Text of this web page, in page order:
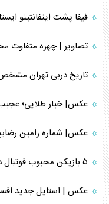
فیفا پشت اینفانتینو
تصاویر | چهره متفاوت
تاریخ دربی تهران
عکس| خیار طلایی؛
عکس| شماره رامین
عکس | استایل جدید افسانه